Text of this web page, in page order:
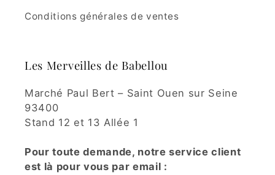
Conditions générales de ventes
Les Merveilles de Babellou
Marché Paul Bert – Saint Ouen sur Seine
93400
Stand 12 et 13 Allée 1
Pour toute demande, notre service client
est là pour vous par email :